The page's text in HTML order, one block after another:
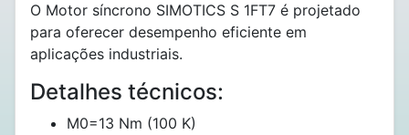
O Motor síncrono SIMOTICS S 1FT7 é projetado
para oferecer desempenho eficiente em
aplicações industriais.
Detalhes técnicos:
M0=13 Nm (100 K)